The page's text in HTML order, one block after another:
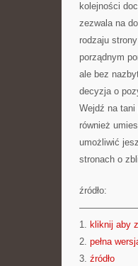
kolejności
zezwala na
rodzaju
porządnym
ale bez
decyzja o
Wejdź na
również
umożliwić
stronach o
źródło:
1. kliknij aby
2. pełna
3. źródło